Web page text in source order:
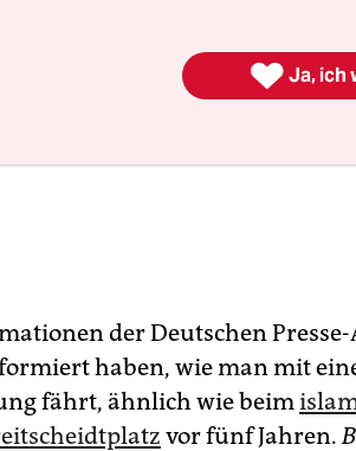
der Deutschen
haben, wie man mit
fährt, ähnlich wie beim
vor fünf Jahren.
 Ja, ich